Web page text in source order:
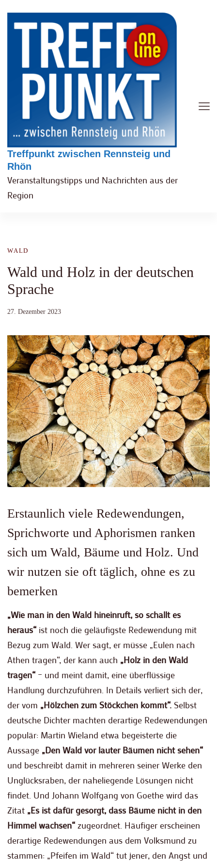
Treffpunkt zwischen Rennsteig und
Rhön
Veranstaltungstipps und Nachrichten aus der
Region
WALD
Wald und Holz in der deutschen
Sprache
27. Dezember 2023
Erstaunlich viele Redewendungen,
Sprichworte und Aphorismen ranken
sich um Wald, Bäume und Holz. Und
wir nutzen sie oft täglich, ohne es zu
bemerken
„Wie man in den Wald hineinruft, so schallt es
heraus“ ist noch die geläufigste Redewendung mit
Bezug zum Wald. Wer sagt, er müsse „Eulen nach
Athen tragen“, der kann auch „Holz in den Wald
tragen“ – und meint damit, eine überflüssige
Handlung durchzuführen. In Details verliert sich der,
der vom „Hölzchen zum Stöckchen kommt“. Selbst
deutsche Dichter machten derartige Redewendungen
populär: Martin Wieland etwa begeisterte die
Aussage „Den Wald vor lauter Bäumen nicht sehen“
und beschreibt damit in mehreren seiner Werke den
Unglücksraben, der naheliegende Lösungen nicht
findet. Und Johann Wolfgang von Goethe wird das
Zitat „Es ist dafür gesorgt, dass Bäume nicht in den
Himmel wachsen“ zugeordnet. Häufiger erscheinen
derartige Redewendungen aus dem Volksmund zu
stammen: „Pfeifen im Wald“ tut jener, den Angst und